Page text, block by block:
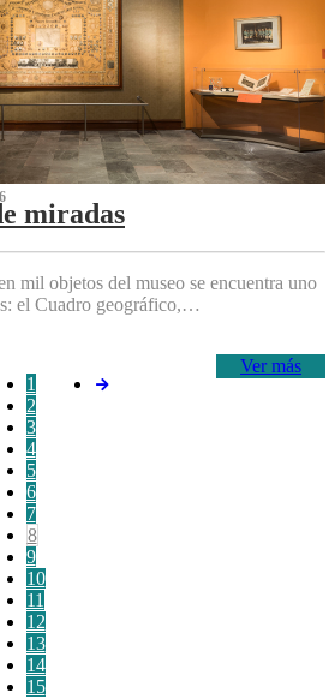
miradas
mil objetos del museo se encuentra uno
el Cuadro geográfico,…
Ver más
1
2
3
4
5
6
7
8
9
10
11
12
13
14
15